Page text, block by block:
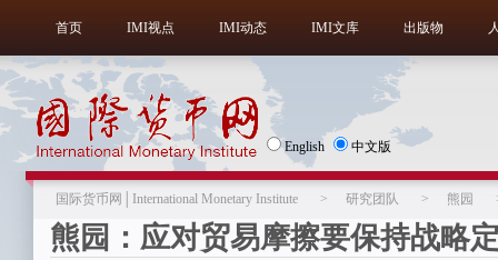
首页 IMI视点 IMI动态 IMI文库 出版物
English 中文版
国际货币网│International Monetary Institute > 研究团队 > 熊园
熊园：应对贸易摩擦要保持战略